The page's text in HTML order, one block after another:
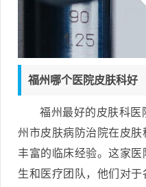
福州哪个医院皮肤科好
福州最好的皮肤科医
州市皮肤病防治院在皮
丰富的临床经验。这家
生和医疗团队，他们对